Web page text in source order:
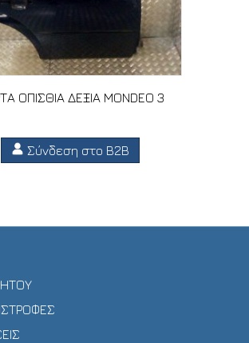
ΟΠΙΣΘΙΑ ΔΕΞΙΑ MONDEO 3
Σύνδεση στο B2B